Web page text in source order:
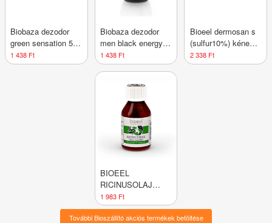
Biobaza dezodor
green sensation 50
ml
1 438 Ft
Biobaza dezodor
men black energy
50 ml
1 438 Ft
Bioeel dermosan s
(sulfur10%) kénes
kenőcs 70 g
2 338 Ft
BIOEEL
RICINUSOLAJ
PLUS A-
VITAMINNAL
1 983 Ft
További Bioszállító akciós termékek betöltése